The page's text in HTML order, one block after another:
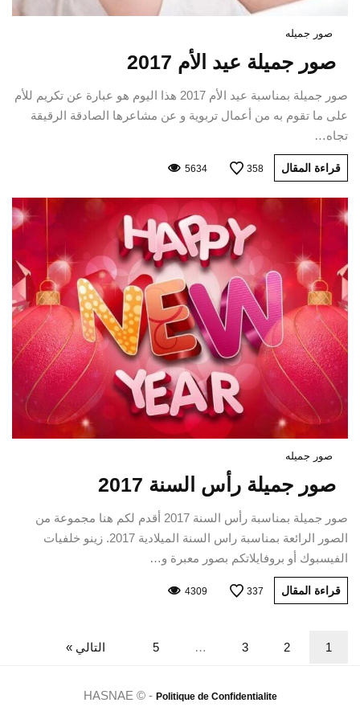
صور جميله
صور جميلة عيد الأم 2017
صور جميلة بمناسبة عيد الأم 2017 هذا اليوم هو عبارة عن تكريم للأم
على ما تقوم به من أعمال تربوية و عن مشاعرها الصادقة الرقيقة
تجاه…
قراءة المقال 358
5634
صور جميله
صور جميلة رأس السنة 2017
صور جميلة بمناسبة رأس السنة 2017 أقدم لكم هنا مجموعة من
الصور الرائعة بمناسبة راس السنة الميلادية 2017. زينو خلفيات
الفيسبوك أو بروفايلاتكم بصور معبرة و…
قراءة المقال 337
4309
1
2
3
…
5 التالي »
HASNAE © - Politique de Confidentialite